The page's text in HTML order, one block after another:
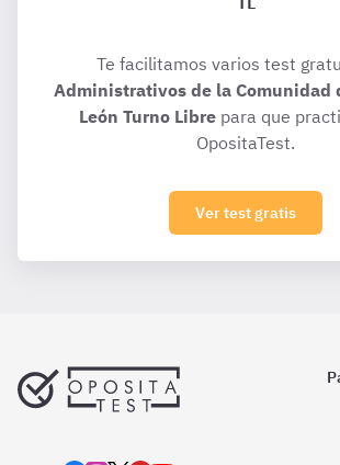
Te facilitamos varios test
Administrativos de la Comunidad
León Turno Libre para que
OpositaTest.
Ver test gratis